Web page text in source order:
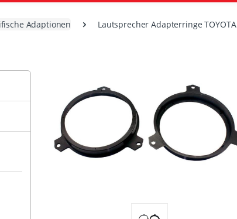
Adaptionen Lautsprecher Adapterringe